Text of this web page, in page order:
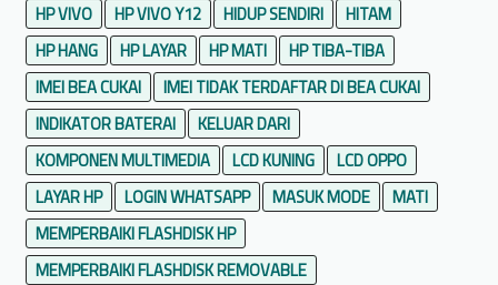
HP VIVO
HP VIVO Y12 HIDUP SENDIRI
HITAM
HP HANG
HP LAYAR HP MATI
HP TIBA-TIBA
IMEI BEA CUKAI
IMEI TIDAK TERDAFTAR DI BEA CUKAI
INDIKATOR BATERAI
KELUAR DARI
KOMPONEN MULTIMEDIA
LCD KUNING
LCD OPPO
LAYAR HP
LOGIN WHATSAPP MASUK MODE
MATI
MEMPERBAIKI FLASHDISK HP
MEMPERBAIKI FLASHDISK REMOVABLE